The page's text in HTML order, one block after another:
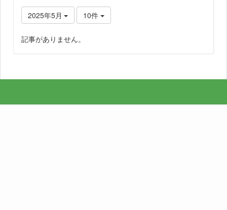
2025年5月 10件
記事がありません。